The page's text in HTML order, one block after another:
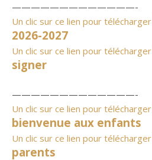
—————————————-
Un clic sur ce lien pour télécharger
2026-2027
Un clic sur ce lien pour télécharger
signer
—————————————-
Un clic sur ce lien pour télécharger
bienvenue aux enfants
Un clic sur ce lien pour télécharger
parents